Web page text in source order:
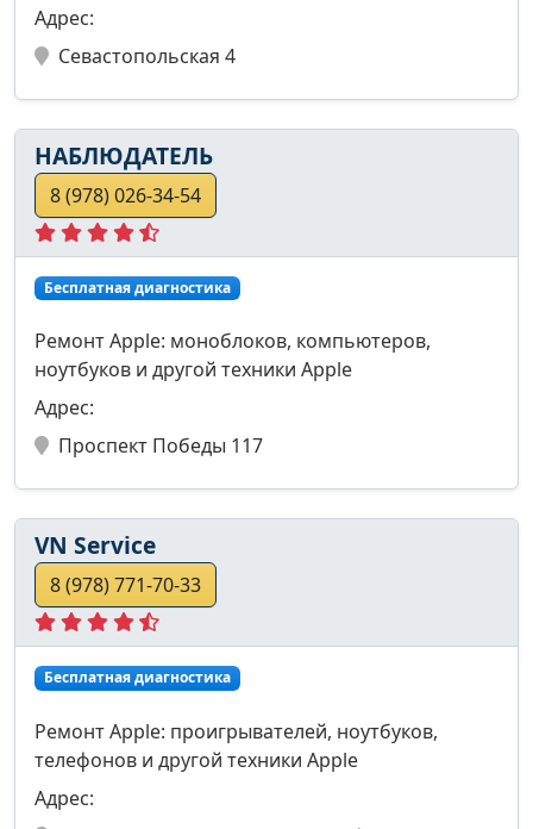
Адрес:
Севастопольская 4
НАБЛЮДАТЕЛЬ
8 (978) 026-34-54
Бесплатная диагностика
Ремонт Apple: моноблоков, компьютеров,
ноутбуков и другой техники Apple
Адрес:
Проспект Победы 117
VN Service
8 (978) 771-70-33
Бесплатная диагностика
Ремонт Apple: проигрывателей, ноутбуков,
телефонов и другой техники Apple
Адрес: